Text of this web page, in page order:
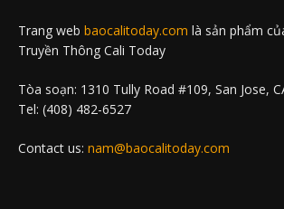
Trang web baocalitoday.com là sản phẩm
Truyền Thông Cali Today
Tòa soạn: 1310 Tully Road #109, San Jose,
Tel: (408) 482-6527
Contact us: nam@baocalitoday.com